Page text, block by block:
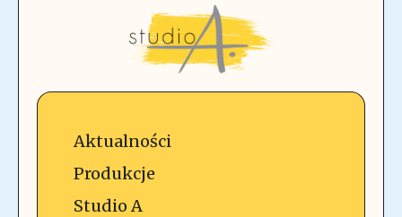
Aktualności
Produkcje
Studio A